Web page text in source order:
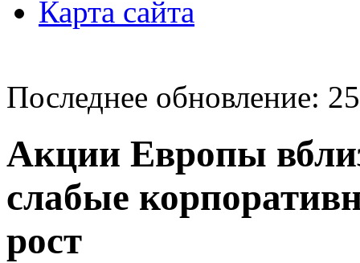
Карта сайта
Последнее обновление:
Акции Европы
слабые
рост